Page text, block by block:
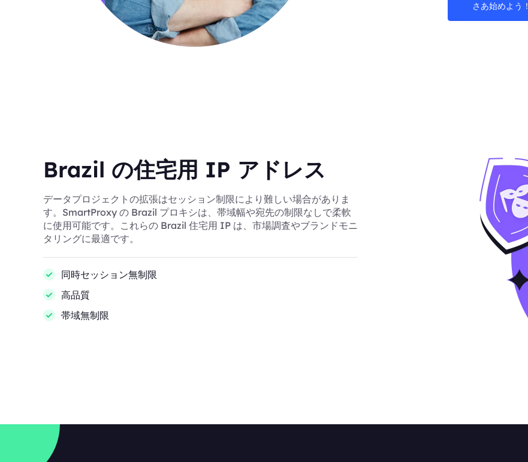
さあ始めよう！
Brazil の住宅用 IP アドレス
データプロジェクトの拡張はセッション制限により難しい場合がありま
す。SmartProxy の Brazil プロキシは、帯域幅や宛先の制限なしで柔軟
に使用可能です。これらの Brazil 住宅用 IP は、市場調査やブランドモニ
タリングに最適です。
同時セッション無制限
高品質
帯域無制限